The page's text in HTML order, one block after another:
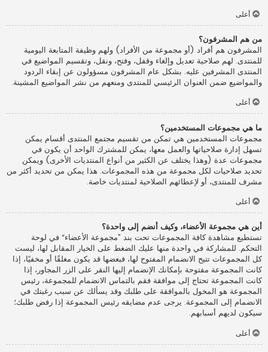
أعلى
من هم المشرفون؟
المشرفون هم أفراد (أو مجموعة من الأفراد) ولهم وظيفة المتابعة اليومية
للمنتدى. لهم صلاحية تعديل وإلغاء وقفل، وفتح، ونقل، وتقسيم المواضيع في
المنتدى المشرفين عليه. بشكل عام المشرفون مسؤولون عن إبقاء الردود
والمواضيع ضمن العنوان الرئيسي للمنتدى ومنعهم من نشر المواضيع المشينة.
أعلى
ما هي مجموعات المستخدمين؟
مجموعات المستخدمين هي تمكن من تقسيم مجتمع المنتدى أقسام يمكن
تسهل إدارة صلاحياتها والعمل معها، يمكن للمشترك الواحد أن يكون في
مجموعات عدة (وهذا يختلف عن الكثير من أنواع المنتديات الأخرى) ويمكن
تحديد صلاحيات لكل مجموعة من هذه المجموعات. هذا يمكن من تحديد أكثر من
مشرف للمنتدى، أو لإعطائهم الصلاحية لمنتديات خاصة.
أعلى
أين هي مجموعة الأعضاء، وكيف أنضم إلى واحدة؟
تستطيع مشاهدة كافة المجموعات تحت بند ”مجموعة الأعضاء“ في لوحة
التحكم. للمشاركة في واحدة منها عليك الضغط على الخيار المقابل لها، ليست
كل المجموعات تتيح الانضمام المفتوح لها، فبعضها قد يكون مغلقًا أو مخفيًا، إذا
كانت المجموعة مفتوحة بإمكانك الإنضمام إليها النقر على الزر المجاور، إذا
كانت المجموعة تحتاج إلى موافقة فقم بالتماس الانضمام للمجموعة، رئيس
المجموعة هو المخول بالموافقة على طلبك وقد يسألك عن سبب رغبتك في
الانضمام إلى المجموعة. يرجى عدم مضايقه رئيس المجموعة إذا رفض طلبك؛
سيكون لديهم أسبابهم.
أعلى